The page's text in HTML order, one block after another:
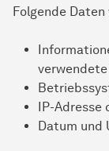
Folgende
verwendete
IP-Adresse
Datum und